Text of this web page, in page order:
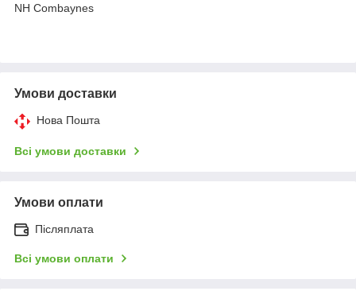
NH Combaynes
Умови доставки
Нова Пошта
Всі умови доставки
Умови оплати
Післяплата
Всі умови оплати